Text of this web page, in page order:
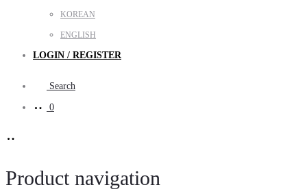
KOREAN
ENGLISH
LOGIN / REGISTER
Search
0
Product navigation